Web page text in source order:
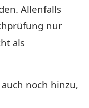
Allenfalls
nur
als
noch hinzu,